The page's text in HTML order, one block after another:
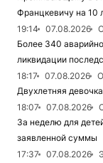
Францкевичу на 10
19:14
07.08.2026
Более 340
ликвидации
18:17
07.08.2026
Двухлетняя
18:07
07.08.2026
За неделю для
заявленной суммы
17:37
07.08.2026